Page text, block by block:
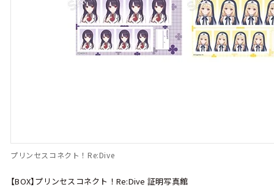
プリンセスコネクト！Re:Dive
【BOX】プリンセスコネクト！Re:Dive 証明写真館